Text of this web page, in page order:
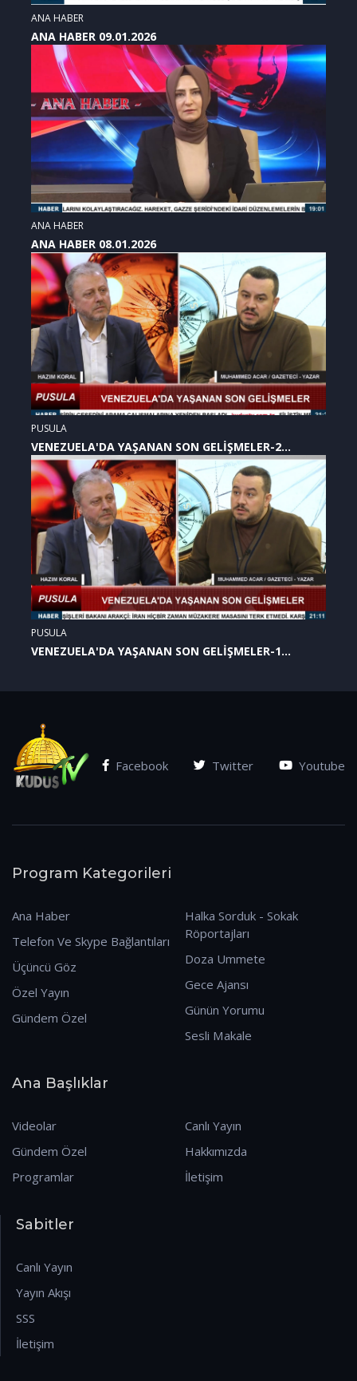
ANA HABER
ANA HABER 09.01.2026
ANA HABER
ANA HABER 08.01.2026
PUSULA
VENEZUELA'DA YAŞANAN SON GELİŞMELER-2
(07.01.2026)
PUSULA
VENEZUELA'DA YAŞANAN SON GELİŞMELER-1
Facebook Twitter Youtube
Program Kategorileri
Ana Haber
Telefon Ve Skype Bağlantıları
Üçüncü Göz
Özel Yayın
Gündem Özel
Halka Sorduk - Sokak
Röportajları
Doza Ummete
Gece Ajansı
Günün Yorumu
Sesli Makale
Ana Başlıklar
Videolar
Gündem Özel
Programlar
Canlı Yayın
Hakkımızda
İletişim
Sabitler
Canlı Yayın
Yayın Akışı
SSS
İletişim